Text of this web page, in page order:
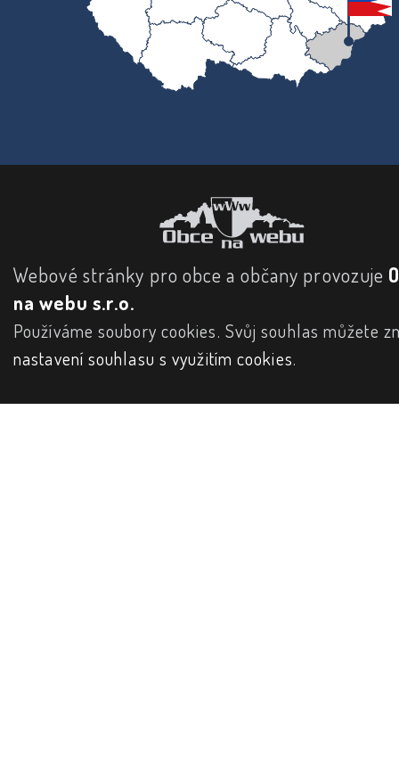
Webové stránky pro obce a občany provozuje
na webu s.r.o.
Používáme soubory cookies. Svůj souhlas můžete
nastavení souhlasu s využitím cookies.